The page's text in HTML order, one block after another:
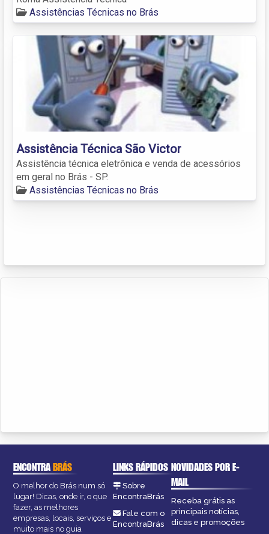
Assistências Técnicas no Brás
Assistência Técnica São Victor
Assistência técnica eletrônica e venda de acessórios
em geral no Brás - SP.
Assistências Técnicas no Brás
ENCONTRABRÁS
O melhor do Brás num só
lugar! Dicas, onde ir, o que
fazer, as melhores
empresas, locais, serviços e
muito mais no guia
LINKS RÁPIDOS
Sobre
EncontraBrás
Fale com o
EncontraBrás
NOVIDADES POR E-
MAIL
Receba grátis as
principais notícias,
dicas e promoções